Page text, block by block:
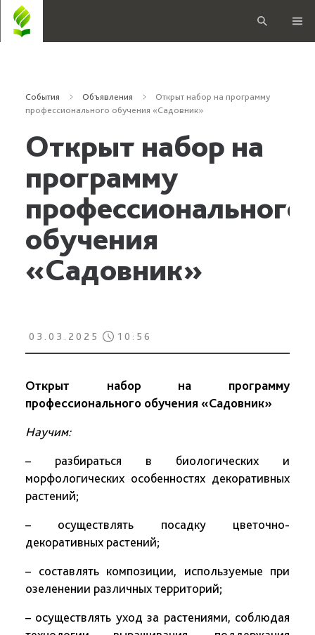
События Объявления
Открыт набор на программу
профессионального обучения «Садовник»
Открыт набор на
программу
профессионального
обучения
«Садовник»
03.03.2025 10:56
Открыт набор на программу
профессионального обучения «Садовник»
Научим:
– разбираться в биологических и
морфологических особенностях декоративных
растений;
– осуществлять посадку цветочно-
декоративных растений;
– составлять композиции, используемые при
озеленении различных территорий;
– осуществлять уход за растениями, соблюдая